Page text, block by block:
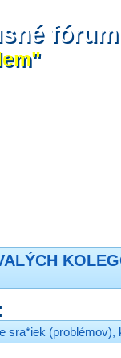
fórum
sra*iek (problémov),